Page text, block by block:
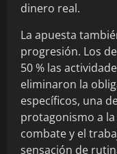
dinero real.
La apuesta
progresión. Los
50 % las
eliminaron la
específicos, una
protagonismo a la
combate y el
sensación de